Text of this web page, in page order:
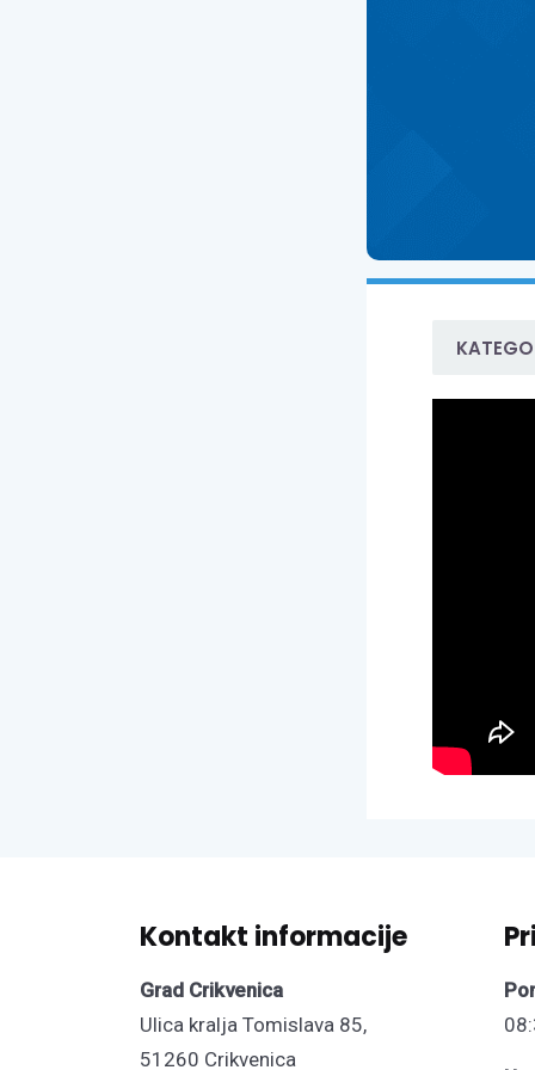
Kontakt informacije
Grad Crikvenica
Ulica kralja Tomislava 85,
51260 Crikvenica